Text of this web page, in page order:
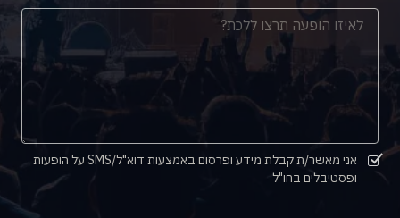
אני מאשר/ת קבלת מידע ופרסום באמצעות דוא"ל/SMS על הופעות
ופסטיבלים בחו"ל